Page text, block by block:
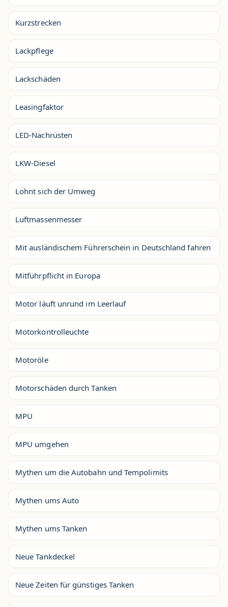
Kurzstrecken
Lackpflege
Lackschäden
Leasingfaktor
LED-Nachrüsten
LKW-Diesel
Lohnt sich der Umweg
Luftmassenmesser
Mit ausländischem Führerschein in Deutschland fahren
Mitführpflicht in Europa
Motor läuft unrund im Leerlauf
Motorkontrolleuchte
Motoröle
Motorschäden durch Tanken
MPU
MPU umgehen
Mythen um die Autobahn und Tempolimits
Mythen ums Auto
Mythen ums Tanken
Neue Tankdeckel
Neue Zeiten für günstiges Tanken